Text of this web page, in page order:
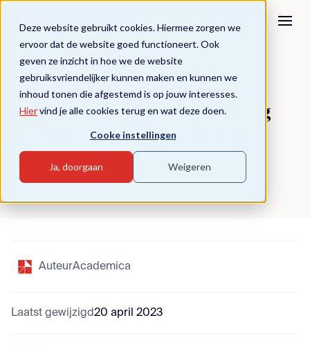
Deze website gebruikt cookies. Hiermee zorgen we
ervoor dat de website goed functioneert. Ook
geven ze inzicht in hoe we de website
gebruiksvriendelijker kunnen maken en kunnen we
inhoud tonen die afgestemd is op jouw interesses.
Hiervind je alle cookies terug en wat deze doen.
Cooke instellingen
Ja, doorgaan Weigeren
Terug naar overzicht
Academica University of
Applied Sciences & Stichting
AMOS Programma 'Beter
lesgeven in PO'
AuteurAcademica
Laatst gewijzigd20 april 2023